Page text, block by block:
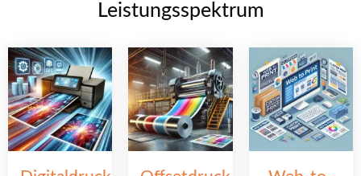
Leistungsspektrum